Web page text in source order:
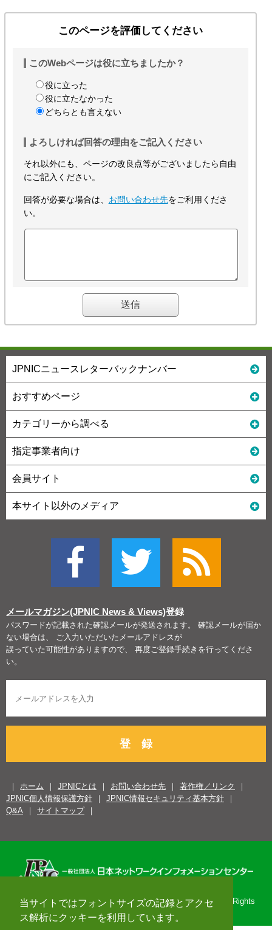
当サイトではフォントサイズの記録とアクセ
ス解析にクッキーを利用しています。
このページを評価してください
このWebページは役に立ちましたか？
役に立った
役に立たなかった
どちらとも言えない
よろしければ回答の理由をご記入ください
それ以外にも、ページの改良点等がございましたら自由
にご記入ください。
回答が必要な場合は、 お問い合わせ先をご利用くださ
い。
JPNICニュースレターバックナンバー
おすすめページ
カテゴリーから調べる
指定事業者向け
会員サイト
本サイト以外のメディア
メールマガジン(JPNIC News & Views)登録
パスワードが記載された確認メールが発送されます。 確認メールが届か
ない場合は、 ご入力いただいたメールアドレスが
誤っていた可能性がありますので、 再度ご登録手続きを行ってくださ
い。
登 録
ホーム JPNICとは お問い合わせ先
著作権／リンク
JPNIC個人情報保護方針
JPNIC情報セキュリティ基本方針
Q&A
サイトマップ
Copyright© 1996-2026 Japan Network Information Center. All Rights
Reserved.